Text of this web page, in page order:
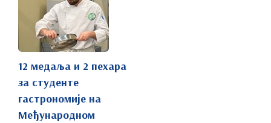
12 медаља и 2 пехара
за студенте
гастрономије на
Међународном